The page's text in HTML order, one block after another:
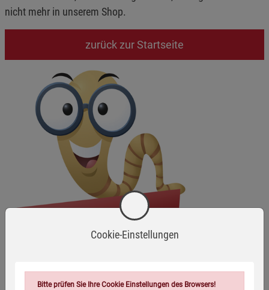
nicht mehr in unserem Shop.
zurück zur Startseite
Cookie-Einstellungen
Bitte prüfen Sie Ihre Cookie Einstellungen des Browsers!